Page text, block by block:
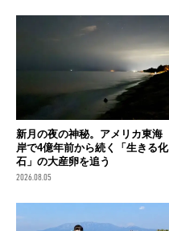
新月の夜の神秘。アメリカ東海
岸で4億年前から続く「生きる化
石」の大産卵を追う
2026.08.05